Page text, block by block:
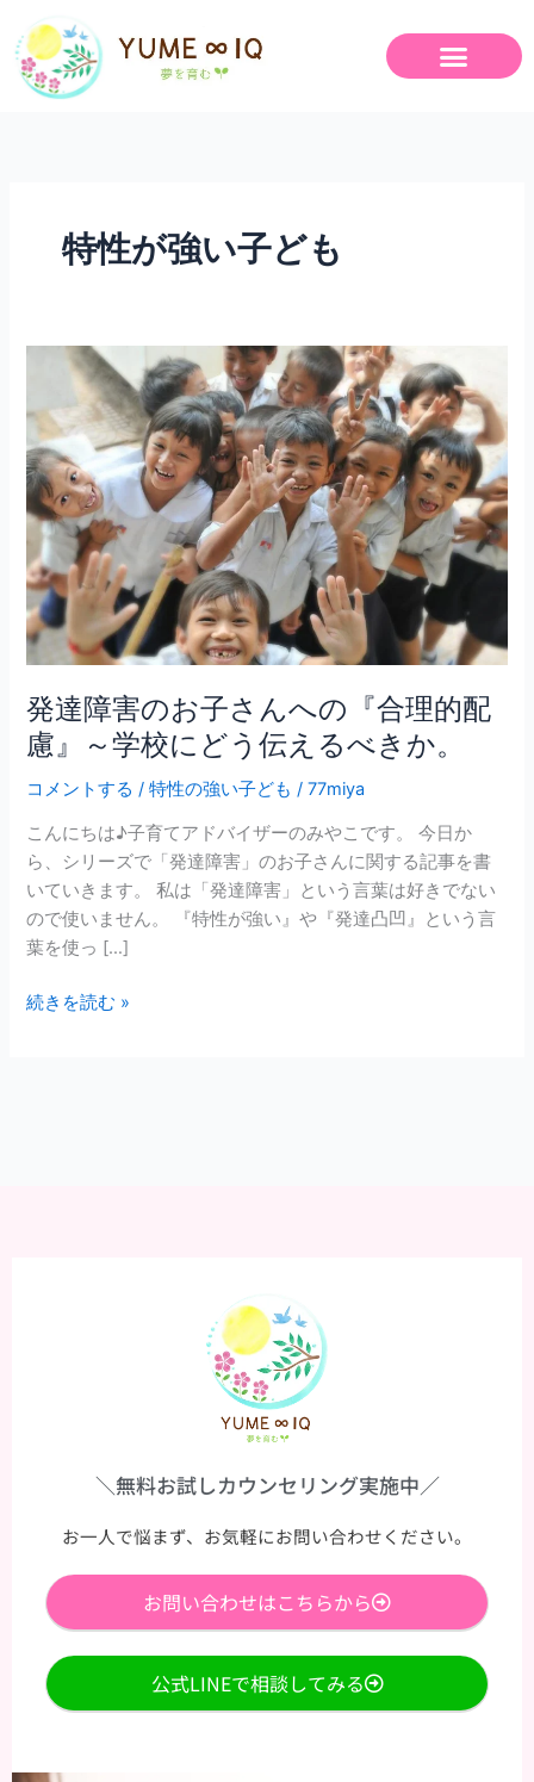
特性が強い子ども
発達障害のお子さんへの『合理的配
慮』～学校にどう伝えるべきか。
コメントする /特性の強い子ども /77miya
こんにちは♪子育てアドバイザーのみやこです。 今日か
ら、シリーズで「発達障害」のお子さんに関する記事を書
いていきます。 私は「発達障害」という言葉は好きでない
ので使いません。 『特性が強い』や『発達凸凹』という言
葉を使っ […]
障
害
の
お
子
さ
ん
へ
の
理
的
配
慮』
学
校
に
ど
う
え
続きを読む »
＼無料お試しカウンセリング実施中／
お一人で悩まず、お気軽にお問い合わせください。
お問い合わせはこちらから
公式LINEで相談してみる